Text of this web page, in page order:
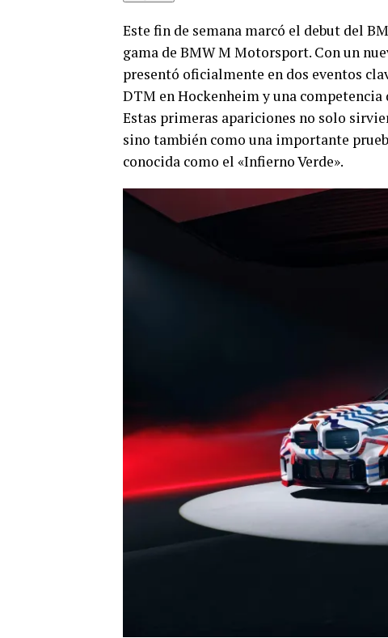
Este fin de semana marcó el debut del
gama de BMW M Motorsport. Con un
presentó oficialmente en dos eventos
DTM en Hockenheim y una
Estas primeras apariciones no solo
sino también como una importante
conocida como el «Infierno Verde».